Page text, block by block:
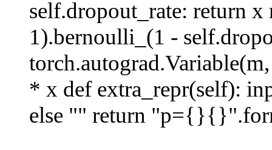
self.dropout_rate: return
1).bernoulli_(1 -
* x def extra_repr(self):
else "" return